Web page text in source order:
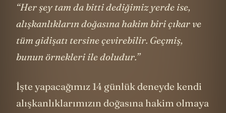
“Her şey tam da bitti dediğimiz yerde ise,
alışkanlıkların doğasına hakim biri çıkar ve
tüm gidişatı tersine çevirebilir. Geçmiş,
bunun örnekleri ile doludur.”
İşte yapacağımız 14 günlük deneyde kendi
alışkanlıklarımızın doğasına hakim olmaya